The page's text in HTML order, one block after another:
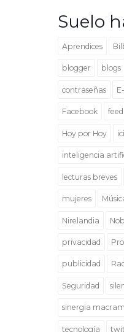
Suelo
Aprendices
blogger blogs
contraseñas
Facebook feed
Hoy por Hoy
inteligencia
lecturas breves
mujeres
Nirelandia
privacidad
publicidad
Seguridad
sinergia
tecnología